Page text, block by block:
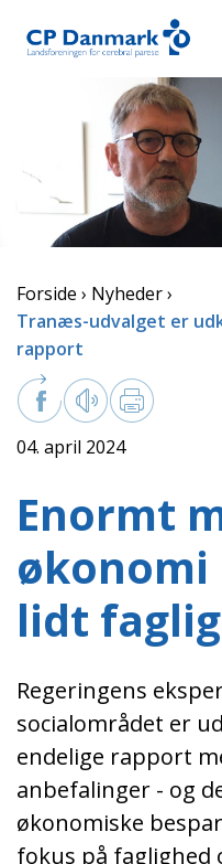
Forside
Nyheder
Tranæs-udvalget er
rapport
04. april 2024
Enormt
økonomi
lidt
Regeringens
socialområdet er
endelige rapport
anbefalinger - og
økonomiske
fokus på faglighed